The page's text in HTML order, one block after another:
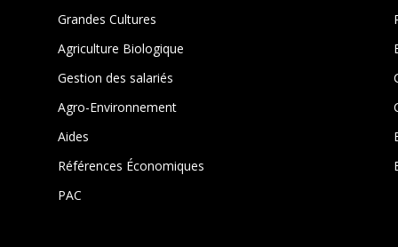
Grandes Cultures
Agriculture Biologique
Gestion des salariés
Agro-Environnement
Aides
Références Économiques
PAC